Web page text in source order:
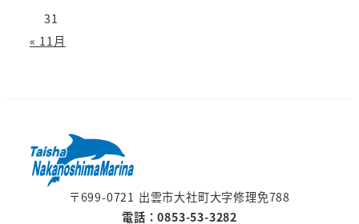
31
« 11月
〒699-0721 出雲市大社町大字修理免788
電話：0853-53-3282